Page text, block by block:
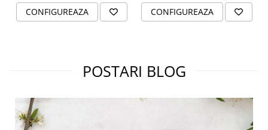
CONFIGUREAZA CONFIGUREAZA
POSTARI BLOG